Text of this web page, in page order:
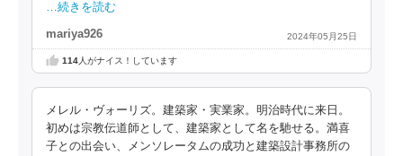
…続きを読む
mariya926 2024年05月25日
114人がナイス！しています
メレル・ヴォーリズ。建築家・実業家。明治時代に来日。
初めは宗教伝道師として、建築家として名を馳せる。満喜
子との出会い、メンソレータムの成功と建築設計事務所の